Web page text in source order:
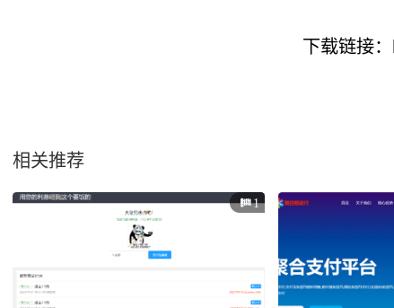
下载链接：
相关推荐
1